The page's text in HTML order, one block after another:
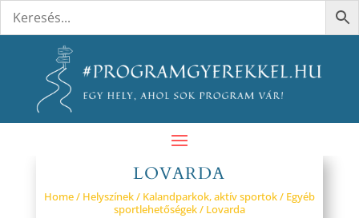
LOVARDA
Home/ Helyszínek/ Kalandparkok, aktív sportok/ Egyéb
sportlehetőségek/ Lovarda